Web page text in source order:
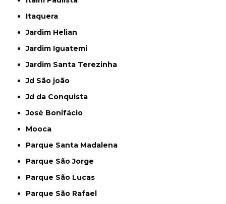
Itaquera
Jardim Helian
Jardim Iguatemi
Jardim Santa Terezinha
Jd São joão
Jd da Conquista
José Bonifácio
Mooca
Parque Santa Madalena
Parque São Jorge
Parque São Lucas
Parque São Rafael